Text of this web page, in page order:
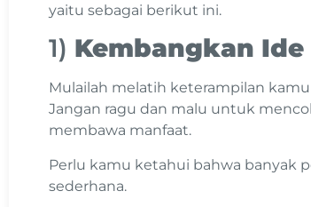
yaitu sebagai berikut ini.
1) Kembangkan Ide
Mulailah melatih keterampilan
Jangan ragu dan malu untuk
membawa manfaat.
Perlu kamu ketahui bahwa banyak
sederhana.